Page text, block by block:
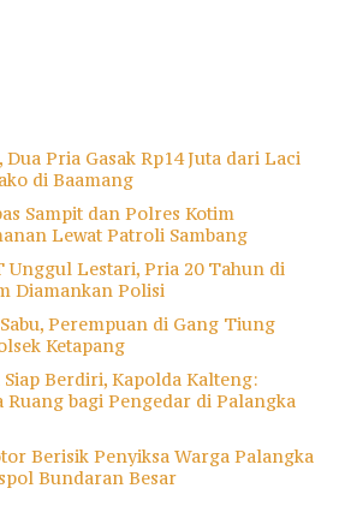
Pria Gasak Rp14 Juta dari Laci
di Baamang
Sampit dan Polres Kotim
Lewat Patroli Sambang
Unggul Lestari, Pria 20 Tahun di
Diamankan Polisi
Perempuan di Gang Tiung
Ketapang
Berdiri, Kapolda Kalteng:
Ruang bagi Pengedar di Palangka
Berisik Penyiksa Warga Palangka
Bundaran Besar